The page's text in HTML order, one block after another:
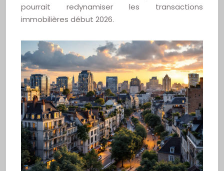
pourrait redynamiser les transactions
immobilières début 2026.